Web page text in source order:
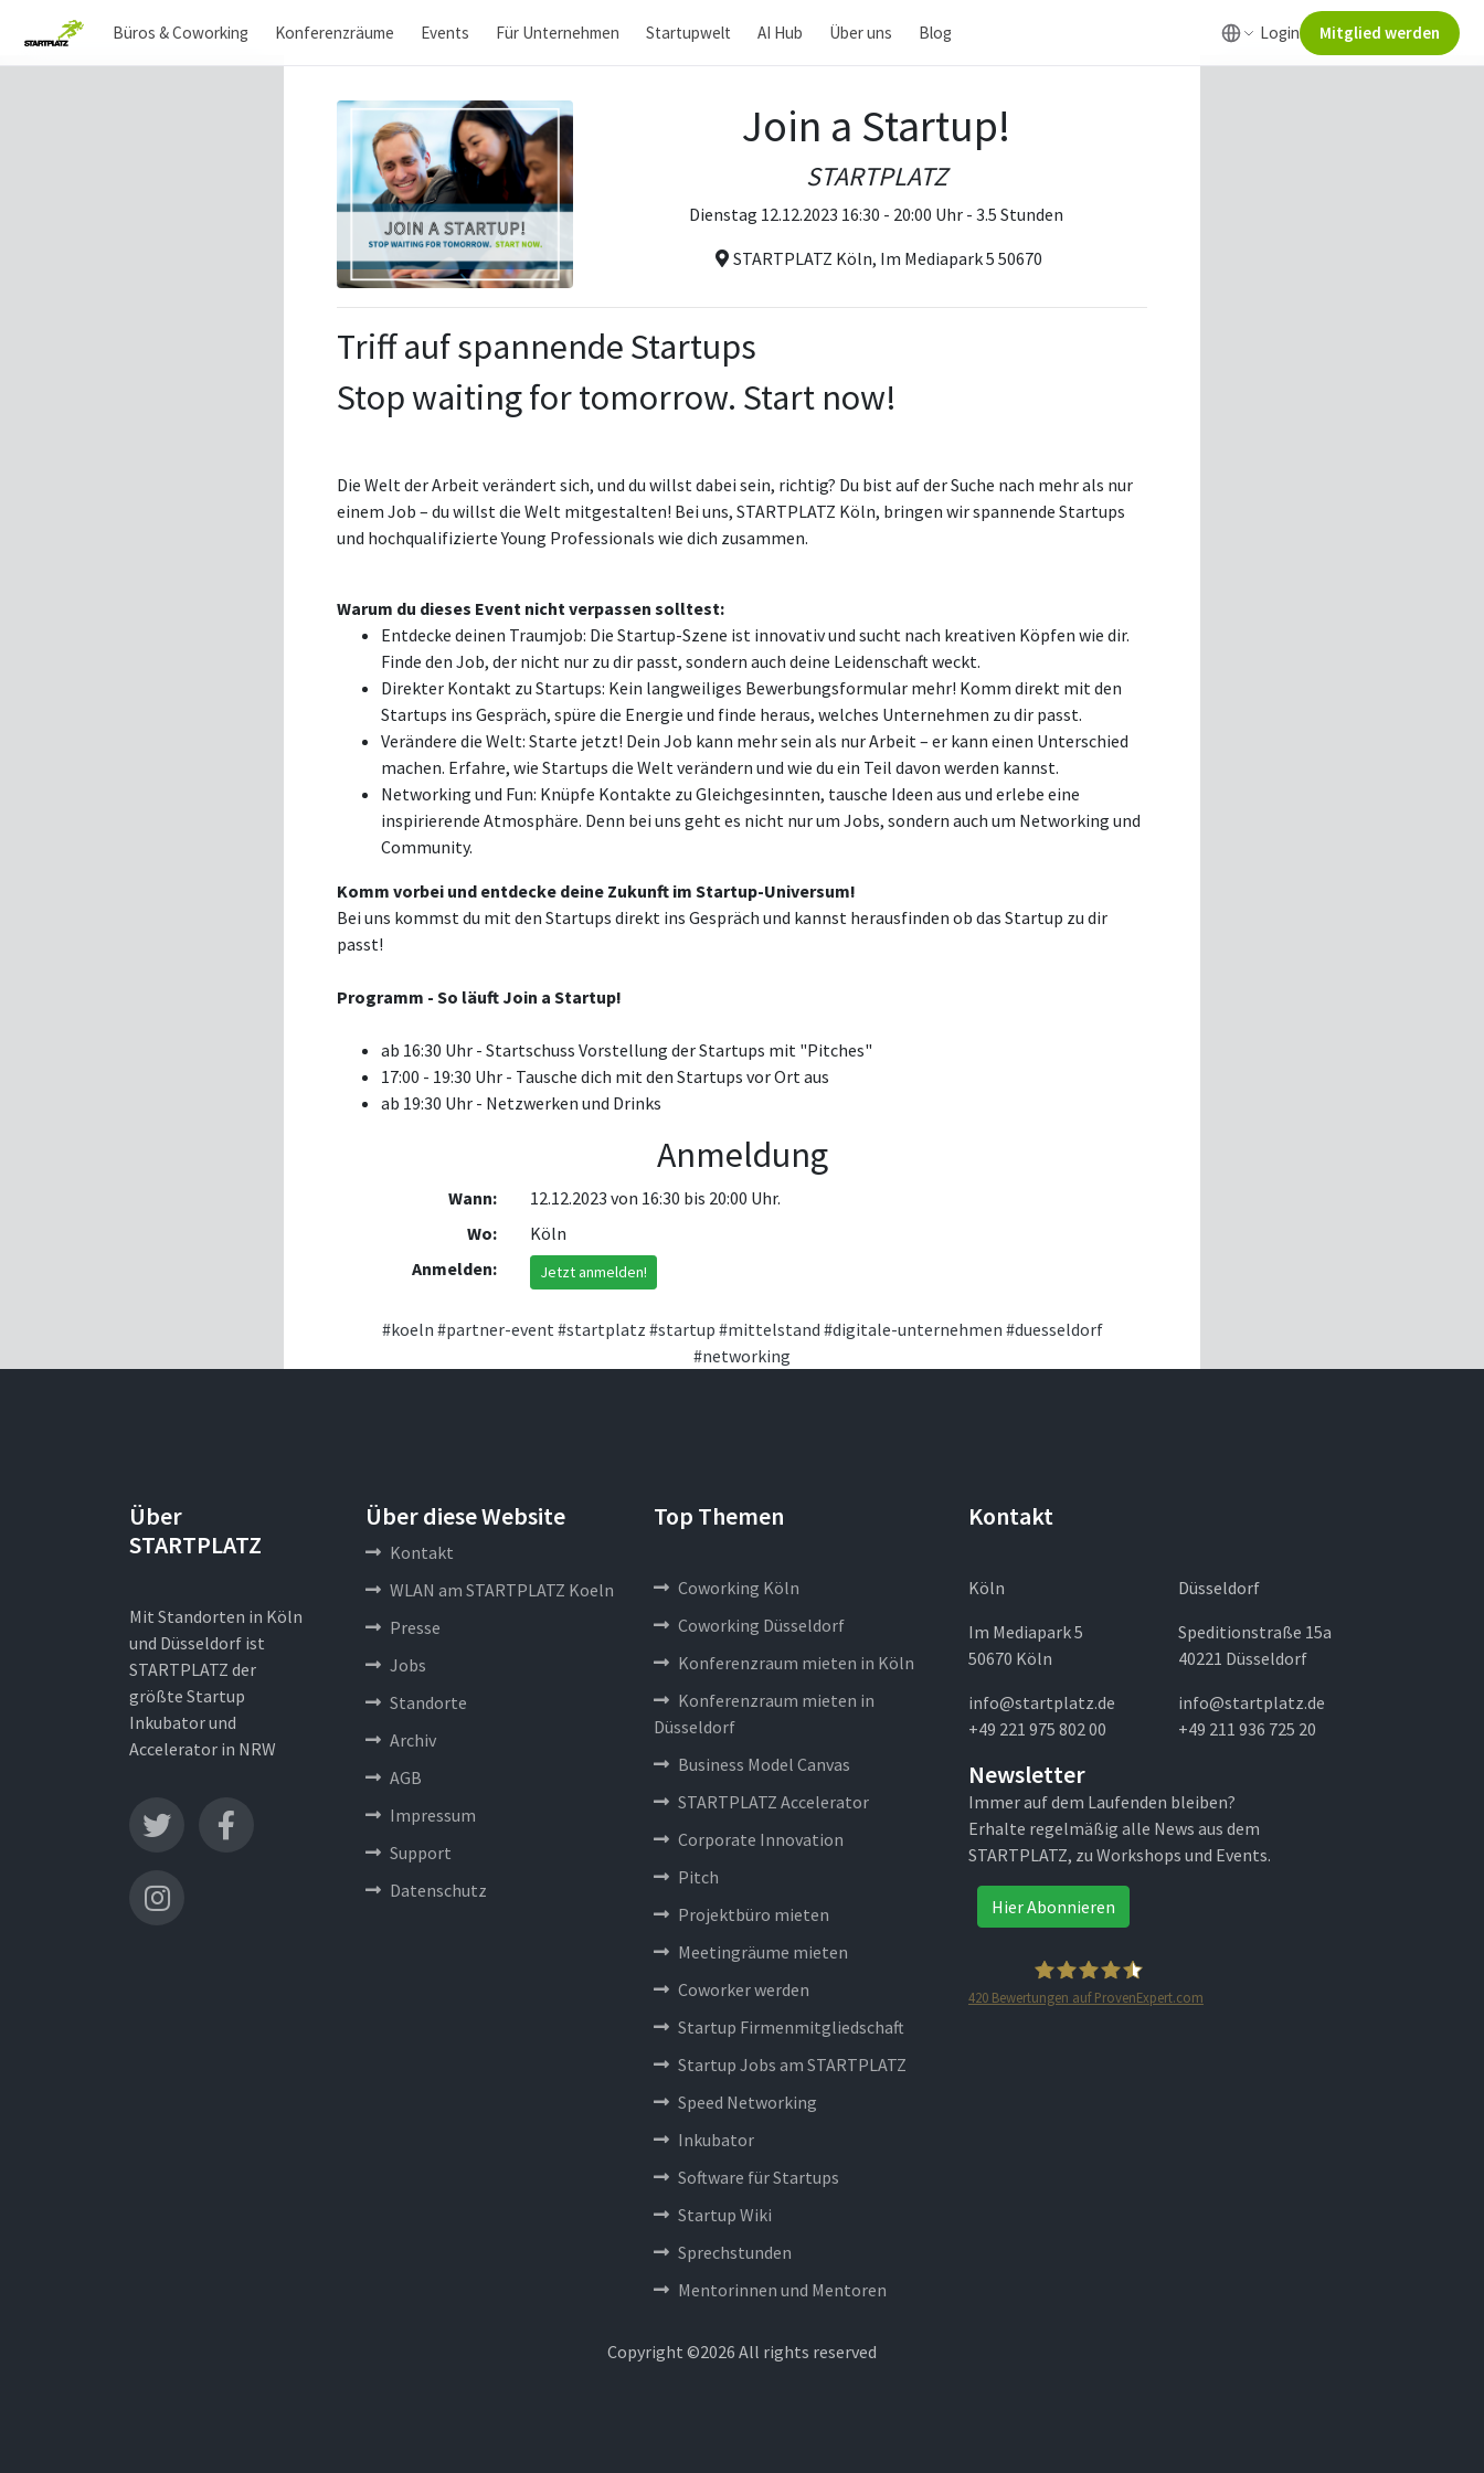
Büros & Coworking Konferenzräume Events Für Unternehmen Startupwelt AI Hub Über uns Blog Login Mitglied werden
Join a Startup!
STARTPLATZ
Dienstag 12.12.2023 16:30 - 20:00 Uhr - 3.5 Stunden
STARTPLATZ Köln, Im Mediapark 5 50670
Triff auf spannende Startups
Stop waiting for tomorrow. Start now!
Die Welt der Arbeit verändert sich, und du willst dabei sein, richtig? Du bist auf der Suche nach mehr als nur
einem Job – du willst die Welt mitgestalten! Bei uns, STARTPLATZ Köln, bringen wir spannende Startups
und hochqualifizierte Young Professionals wie dich zusammen.
Warum du dieses Event nicht verpassen solltest:
Entdecke deinen Traumjob: Die Startup-Szene ist innovativ und sucht nach kreativen Köpfen wie dir.
Finde den Job, der nicht nur zu dir passt, sondern auch deine Leidenschaft weckt.
Direkter Kontakt zu Startups: Kein langweiliges Bewerbungsformular mehr! Komm direkt mit den
Startups ins Gespräch, spüre die Energie und finde heraus, welches Unternehmen zu dir passt.
Verändere die Welt: Starte jetzt! Dein Job kann mehr sein als nur Arbeit – er kann einen Unterschied
machen. Erfahre, wie Startups die Welt verändern und wie du ein Teil davon werden kannst.
Networking und Fun: Knüpfe Kontakte zu Gleichgesinnten, tausche Ideen aus und erlebe eine
inspirierende Atmosphäre. Denn bei uns geht es nicht nur um Jobs, sondern auch um Networking und
Community.
Komm vorbei und entdecke deine Zukunft im Startup-Universum!
Bei uns kommst du mit den Startups direkt ins Gespräch und kannst herausfinden ob das Startup zu dir
passt!
Programm - So läuft Join a Startup!
ab 16:30 Uhr - Startschuss Vorstellung der Startups mit "Pitches"
17:00 - 19:30 Uhr - Tausche dich mit den Startups vor Ort aus
ab 19:30 Uhr - Netzwerken und Drinks
Anmeldung
Wann:
12.12.2023 von 16:30 bis 20:00 Uhr.
Wo:
Köln
Anmelden:
Jetzt anmelden!
#koeln #partner-event #startplatz #startup #mittelstand #digitale-unternehmen #duesseldorf
#networking
Über
STARTPLATZ
Mit Standorten in Köln
und Düsseldorf ist
STARTPLATZ der
größte Startup
Inkubator und
Accelerator in NRW
Über diese Website
Kontakt
WLAN am STARTPLATZ Koeln
Presse
Jobs
Standorte
Archiv
AGB
Impressum
Support
Datenschutz
Top Themen
Coworking Köln
Coworking Düsseldorf
Konferenzraum mieten in Köln
Konferenzraum mieten in
Düsseldorf
Business Model Canvas
STARTPLATZ Accelerator
Corporate Innovation
Pitch
Projektbüro mieten
Meetingräume mieten
Coworker werden
Startup Firmenmitgliedschaft
Startup Jobs am STARTPLATZ
Speed Networking
Inkubator
Software für Startups
Startup Wiki
Sprechstunden
Mentorinnen und Mentoren
Kontakt
Köln
Im Mediapark 5
50670 Köln
info@startplatz.de
+49 221 975 802 00
Düsseldorf
Speditionstraße 15a
40221 Düsseldorf
info@startplatz.de
+49 211 936 725 20
Newsletter
Immer auf dem Laufenden bleiben?
Erhalte regelmäßig alle News aus dem
STARTPLATZ, zu Workshops und Events.
Hier Abonnieren
420 Bewertungen auf ProvenExpert.com
Copyright ©2026 All rights reserved